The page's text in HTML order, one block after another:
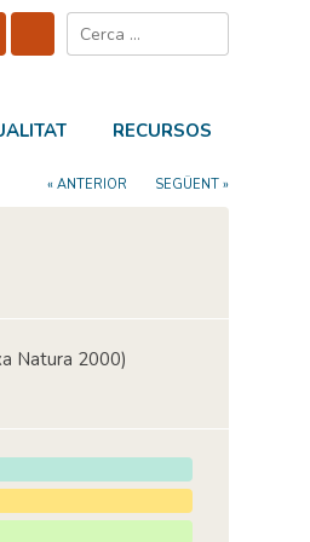
RECURSOS
« ANTERIOR SEGÜENT »
Natura 2000)